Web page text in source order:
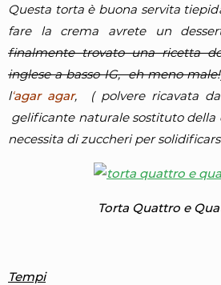
Questa torta è buona servita
fare la crema avrete un
finalmente trovato una ricetta
inglese a basso IG, eh meno male!
l‘agar agar, ( polvere ricavata da
gelificante naturale sostituto della
necessita di zuccheri per
Torta Quattro e
Tempi